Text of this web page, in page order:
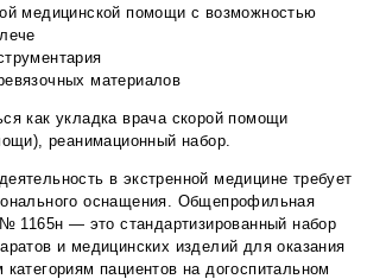
медицинской помощи с возможностью
материалов
как укладка врача скорой помощи
реанимационный набор.
в экстренной медицине требует
оснащения. Общепрофильная
1165н — это стандартизированный набор
и медицинских изделий для оказания
пациентов на догоспитальном